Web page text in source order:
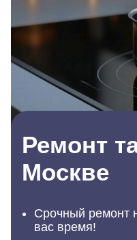
Ремонт
Москве
Срочный ремонт
вас время!